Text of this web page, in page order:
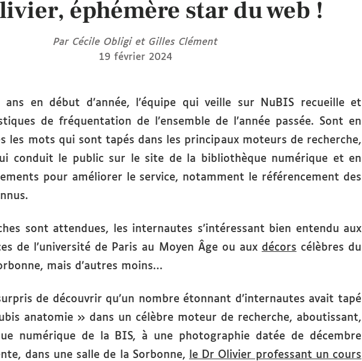
éphémère star du web !
Par Cécile Obligi et Gilles Clément
19 février 2024
ans en début d’année, l’équipe qui veille sur NuBIS recueille et
de fréquentation de l’ensemble de l’année passée. Sont en
les mots qui sont tapés dans les principaux moteurs de recherche,
conduit le public sur le site de la bibliothèque numérique et en
pour améliorer le service, notamment le référencement des
sont attendues, les internautes s’intéressant bien entendu aux
de l’université de Paris au Moyen Âge ou aux décors célèbres du
mais d’autres moins…
de découvrir qu’un nombre étonnant d’internautes avait tapé
anatomie » dans un célèbre moteur de recherche, aboutissant,
numérique de la BIS, à une photographie datée de décembre
dans une salle de la Sorbonne,
le Dr Olivier professant un cours